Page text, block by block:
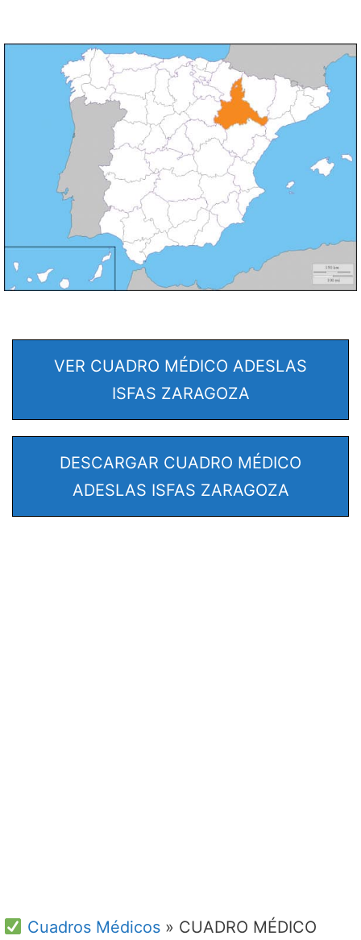
VER CUADRO MÉDICO ADESLAS
ISFAS ZARAGOZA
DESCARGAR CUADRO MÉDICO
ADESLAS ISFAS ZARAGOZA
Cuadros Médicos» CUADRO MÉDICO